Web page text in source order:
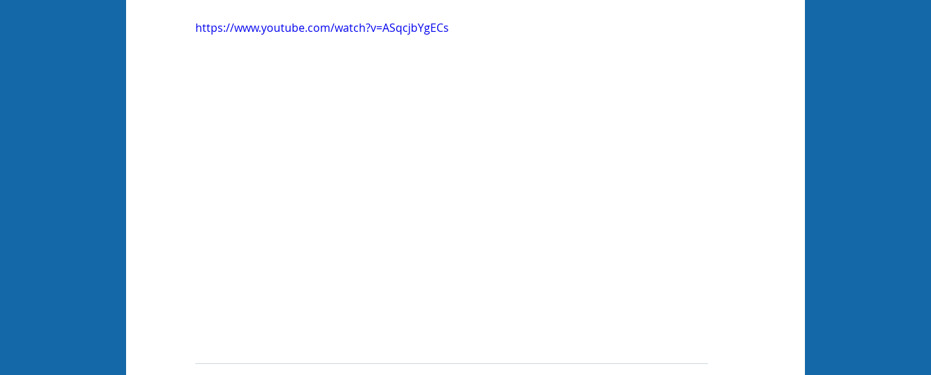
https://www.youtube.com/watch?v=ASqcjbYgECs